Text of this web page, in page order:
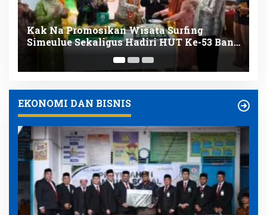
Resmi Dilantik 228 PNS Baru Siap Perkuat
Lini Pelayanan Publik Pemerintah Aceh
EKONOMI DAN BISNIS